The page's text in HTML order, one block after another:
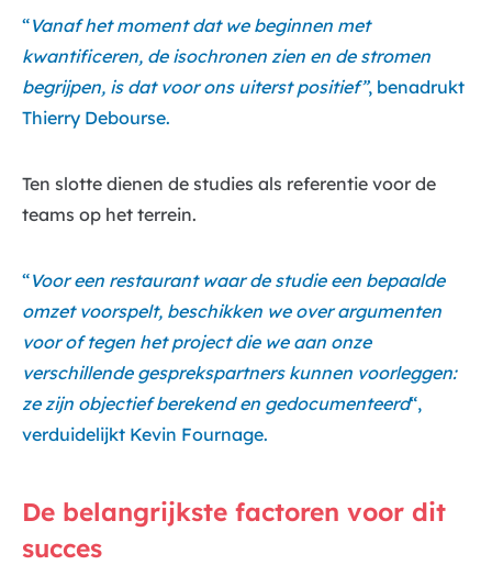
“Vanaf het moment dat we beginnen met
kwantificeren, de isochronen zien en de stromen
begrijpen, is dat voor ons uiterst positief”, benadrukt
Thierry Debourse.
Ten slotte dienen de studies als referentie voor de
teams op het terrein.
“Voor een restaurant waar de studie een bepaalde
omzet voorspelt, beschikken we over argumenten
voor of tegen het project die we aan onze
verschillende gesprekspartners kunnen voorleggen:
ze zijn objectief berekend en gedocumenteerd“,
verduidelijkt Kevin Fournage.
De belangrijkste factoren voor dit
succes